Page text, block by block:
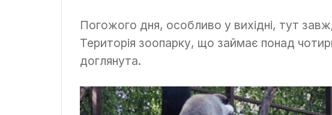
Погожого дня, особливо у вихідні, тут
Територія зоопарку, що займає понад
доглянута.